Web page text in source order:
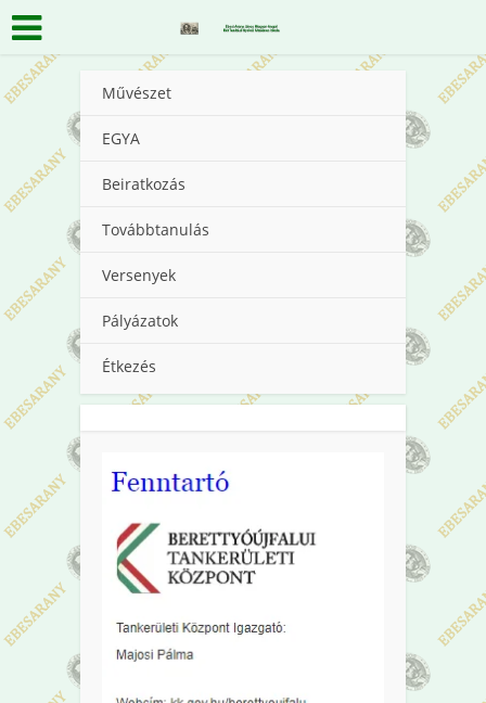
Művészet
EGYA
Beiratkozás
Továbbtanulás
Versenyek
Pályázatok
Étkezés